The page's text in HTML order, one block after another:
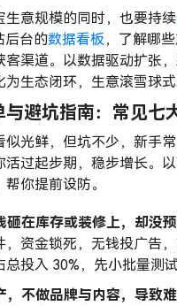
生意规模的同时，也要持续
后台的数据看板 ，了解哪
客渠道。以数据驱动扩张
生态闭环，生意滚雪球式
与避坑指南：常见七
似光鲜，但坑不少，新手
活过起步期，稳步增长。
你提前设防。
在库存或装修上，却没预
，资金锁死，无钱投广告
投入 30%，先小批量测试
，不做品牌与内容，导致